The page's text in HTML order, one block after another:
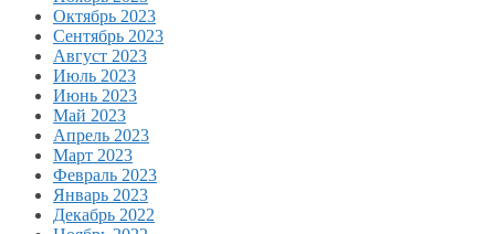
Октябрь 2023
Сентябрь 2023
Август 2023
Июль 2023
Июнь 2023
Май 2023
Апрель 2023
Март 2023
Февраль 2023
Январь 2023
Декабрь 2022